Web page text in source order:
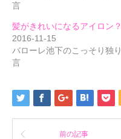
ド
ウ
で
き
さ
い
(新
し
い
ウ
開
ま
ド
ウ
き
言
髪がきれいになるアイロン？
2016-11-15
バローレ池下のこっそり独り
言
前の記事